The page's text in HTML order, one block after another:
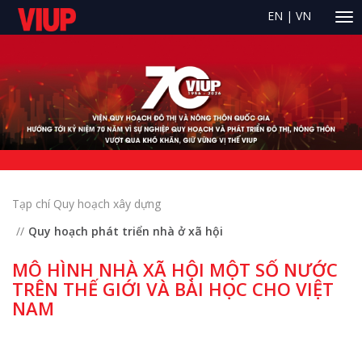
EN | VN
Tạp chí Quy hoạch xây dựng
Quy hoạch phát triển nhà ở xã hội
MÔ HÌNH NHÀ XÃ HỘI MỘT SỐ NƯỚC
TRÊN THẾ GIỚI VÀ BÀI HỌC CHO VIỆT
NAM